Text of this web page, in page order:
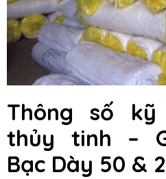
Thông số
thủy tinh –
Bạc Dày 50 &